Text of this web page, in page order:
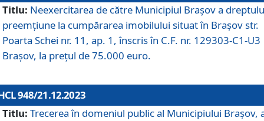
Titlu: Neexercitarea de către Municipiul Brașov a
preemțiune la cumpărarea imobilului situat în Brașov str.
Poarta Schei nr. 11, ap. 1, înscris în C.F. nr. 129303-C1-U3
Brașov, la prețul de 75.000 euro.
948/21.12.2023
Titlu: Trecerea în domeniul public al Municipiului Braşov,